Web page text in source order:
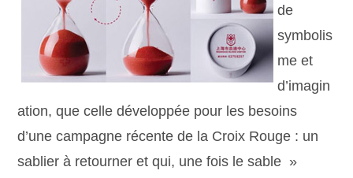
de
symbolis
me et
d’imagin
ation, que celle développée pour les besoins
d’une campagne récente de la Croix Rouge : un
sablier à retourner et qui, une fois le sable »